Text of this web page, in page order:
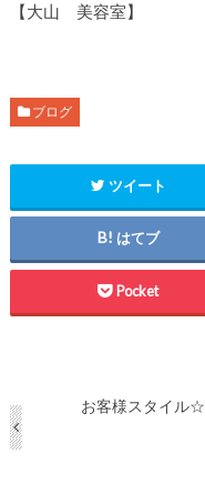
【大山 美容室】
ブログ
ツイート
はてブ
Pocket
お客様スタイル☆